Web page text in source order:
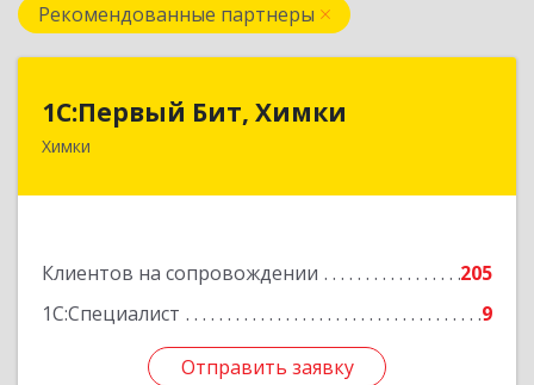
Рекомендованные партнеры
1С:Первый Бит, Химки
Химки
Клиентов на сопровождении
205
1С:Специалист
9
Отправить заявку
141402, Московская обл, г.о. Химки, Химки г,
Отправить заявку